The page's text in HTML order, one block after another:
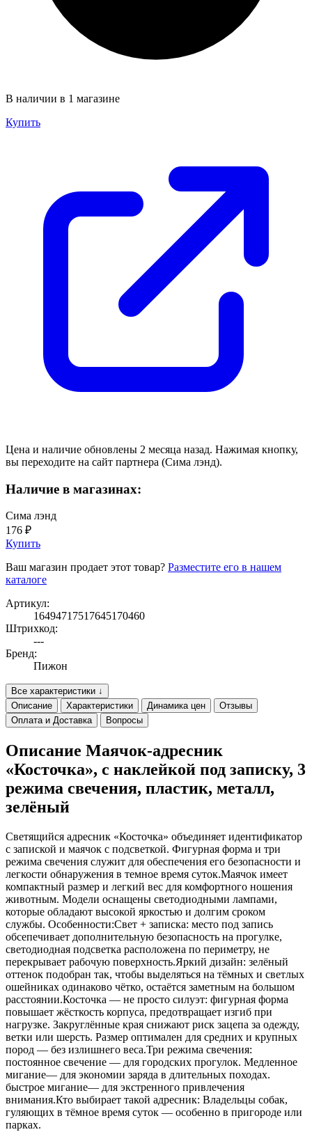
В наличии в 1 магазине
Купить
Цена и наличие обновлены 2 месяца назад. Нажимая кнопку,
вы переходите на сайт партнера (Сима лэнд).
Наличие в магазинах:
Сима лэнд
176 ₽
Купить
Ваш магазин продает этот товар? Разместите его в нашем
каталоге
Артикул:
16494717517645170460
Штрихкод:
---
Бренд:
Пижон
Все характеристики ↓
Описание
Характеристики Динамика цен
Отзывы
Оплата и Доставка
Вопросы
Описание Маячок-адресник
«Косточка», с наклейкой под записку, 3
режима свечения, пластик, металл,
зелёный
Светящийся адресник «Косточка» объединяет идентификатор
с запиской и маячок с подсветкой. Фигурная форма и три
режима свечения служит для обеспечения его безопасности и
легкости обнаружения в темное время суток.Маячок имеет
компактный размер и легкий вес для комфортного ношения
животным. Модели оснащены светодиодными лампами,
которые обладают высокой яркостью и долгим сроком
службы. Особенности:Свет + записка: место под запись
обсепечивает дополнительную безопасность на прогулке,
светодиодная подсветка расположена по периметру, не
перекрывает рабочую поверхность.Яркий дизайн: зелёный
оттенок подобран так, чтобы выделяться на тёмных и светлых
ошейниках одинаково чётко, остаётся заметным на большом
расстоянии.Косточка — не просто силуэт: фигурная форма
повышает жёсткость корпуса, предотвращает изгиб при
нагрузке. Закруглённые края снижают риск зацепа за одежду,
ветки или шерсть. Размер оптимален для средних и крупных
пород — без излишнего веса.Три режима свечения:
постоянное свечение — для городских прогулок. Медленное
мигание— для экономии заряда в длительных походах.
быстрое мигание— для экстренного привлечения
внимания.Кто выбирает такой адресник: Владельцы собак,
гуляющих в тёмное время суток — особенно в пригороде или
парках.